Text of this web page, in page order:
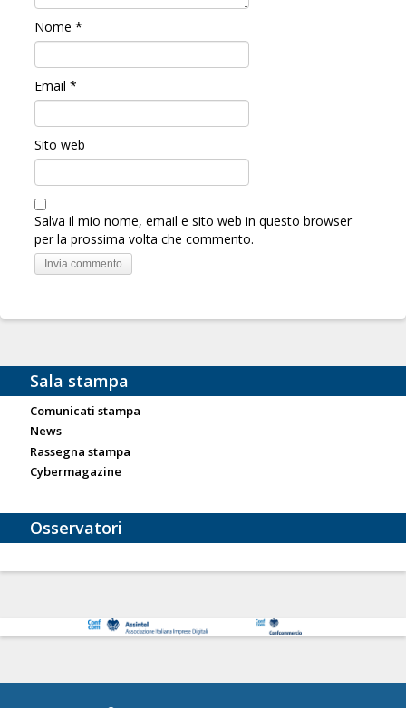
Nome*
Email*
Sito web
Salva il mio nome, email e sito web in questo browser
per la prossima volta che commento.
Sala stampa
Comunicati stampa
News
Rassegna stampa
Cybermagazine
Osservatori